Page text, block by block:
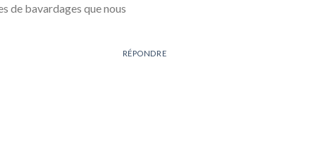
de bavardages que nous
RÉPONDRE